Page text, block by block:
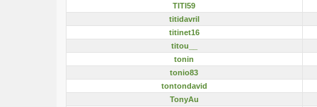
TITI59
titidavril
titinet16
titou__
tonin
tonio83
tontondavid
TonyAu